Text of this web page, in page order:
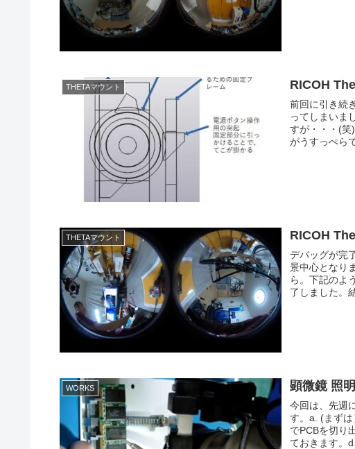
THETAマウント RICOH
前回に引き続
ってしまいま
すが・・・(笑
がうすっぺら
THETAマウント RICOH
デバッグが完
景中心となり
ら。下記のよ
了しました。
WORKS 顕微鏡 照
今回は、先週
す。a. (まず
でPCBを切り
ておきます。